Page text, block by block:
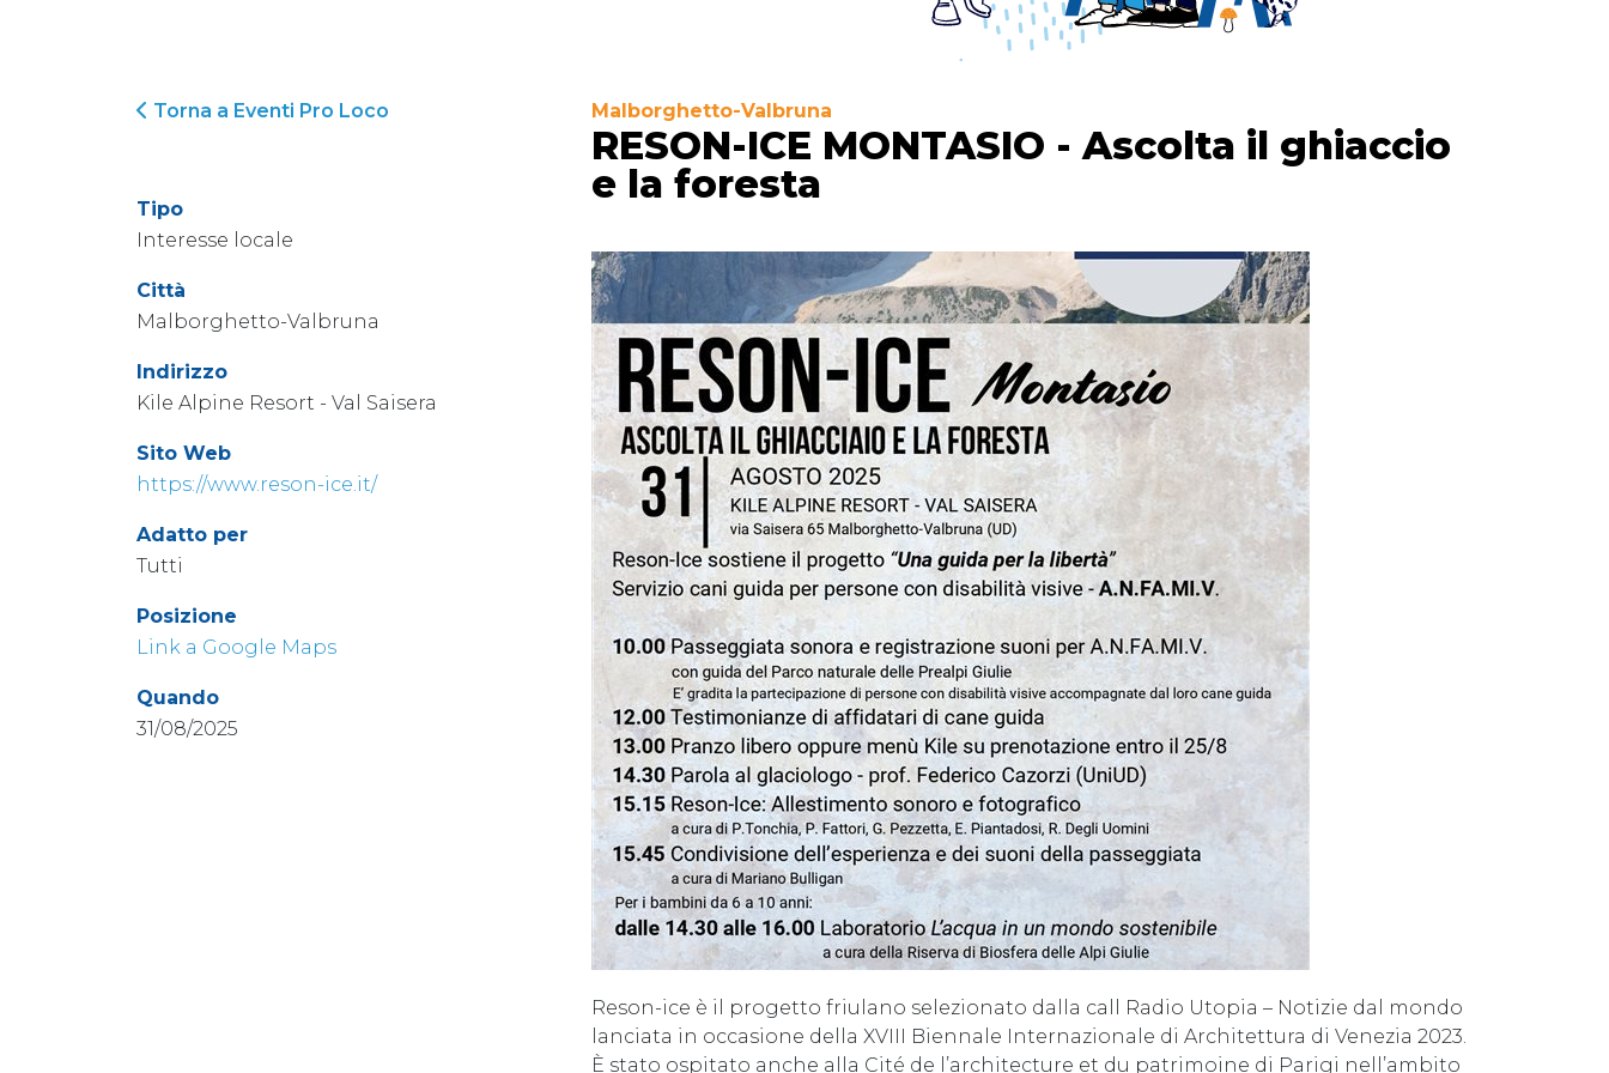
Torna a Eventi Pro Loco
Tipo
Interesse locale
Città
Malborghetto-Valbruna
Indirizzo
Kile Alpine Resort - Val Saisera
Sito Web
https://www.reson-ice.it/
Adatto per
Tutti
Posizione
Link a Google Maps
Quando
31/08/2025
Malborghetto-Valbruna
RESON-ICE MONTASIO - Ascolta il ghiaccio
e la foresta
Reson-ice è il progetto friulano selezionato dalla call Radio Utopia – Notizie dal mondo
lanciata in occasione della XVIII Biennale Internazionale di Architettura di Venezia 2023.
È stato ospitato anche alla Cité de l’architecture et du patrimoine di Parigi nell’ambito